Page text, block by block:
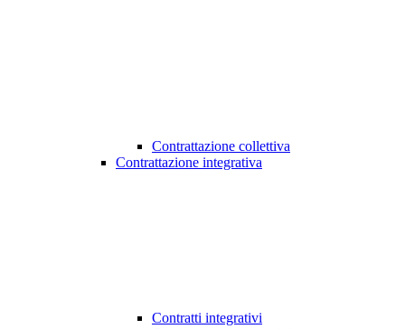
Contrattazione collettiva
Contrattazione integrativa
Contratti integrativi